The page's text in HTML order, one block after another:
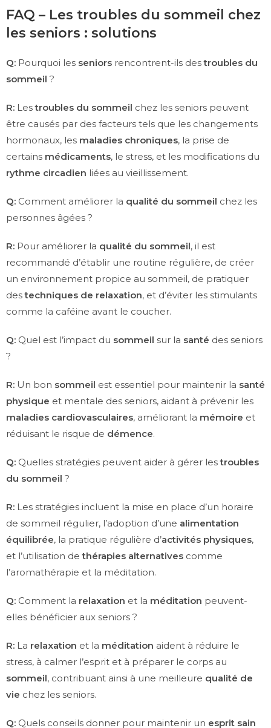
FAQ – Les troubles du sommeil chez
les seniors : solutions
Q: Pourquoi les seniors rencontrent-ils destroubles du
sommeil ?
R: Lestroubles du sommeil chez les seniors peuvent
être causés par des facteurs tels que les changements
hormonaux, les maladies chroniques, la prise de
certains médicaments, le stress, et les modifications du
rythme circadien liées au vieillissement.
Q: Comment améliorer la qualité du sommeil chez les
personnes âgées ?
R: Pour améliorer la qualité du sommeil, il est
recommandé d’établir une routine régulière, de créer
un environnement propice au sommeil, de pratiquer
destechniques de relaxation, et d’éviter les stimulants
comme la caféine avant le coucher.
Q: Quel est l’impact du sommeil sur la santé des seniors
?
R: Un bon sommeil est essentiel pour maintenir la santé
physique et mentale des seniors, aidant à prévenir les
maladies cardiovasculaires, améliorant la mémoire et
réduisant le risque de démence.
Q: Quelles stratégies peuvent aider à gérer lestroubles
du sommeil ?
R: Les stratégies incluent la mise en place d’un horaire
de sommeil régulier, l’adoption d’une alimentation
équilibrée, la pratique régulière d’activités physiques,
et l’utilisation dethérapies alternatives comme
l’aromathérapie et la méditation.
Q: Comment la relaxation et la méditation peuvent-
elles bénéficier aux seniors ?
R: La relaxation et la méditation aident à réduire le
stress, à calmer l’esprit et à préparer le corps au
sommeil, contribuant ainsi à une meilleure qualité de
vie chez les seniors.
Q: Quels conseils donner pour maintenir un esprit sain